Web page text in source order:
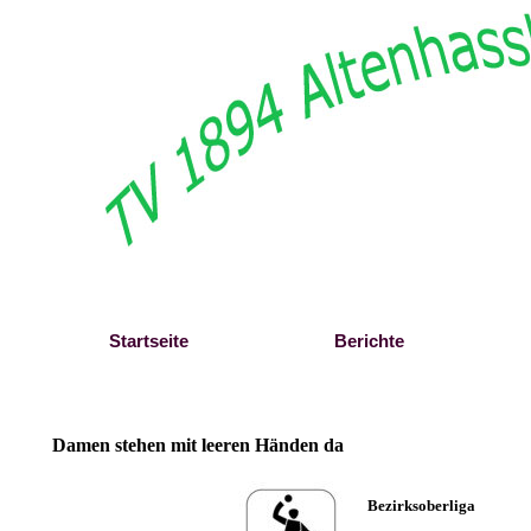
Startseite Berichte
Damen stehen mit leeren Händen da
Bezirksoberliga